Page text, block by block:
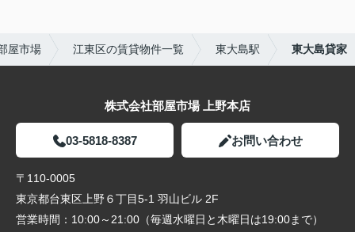
屋市場 江東区の賃貸物件一覧 東大島駅 東大島貸家
株式会社部屋市場 上野本店
03-5818-8387 お問い合わせ
〒110-0005
東京都台東区上野６丁目5-1 羽山ビル 2F
営業時間： 10:00～21:00（毎週水曜日と木曜日は19:00まで）